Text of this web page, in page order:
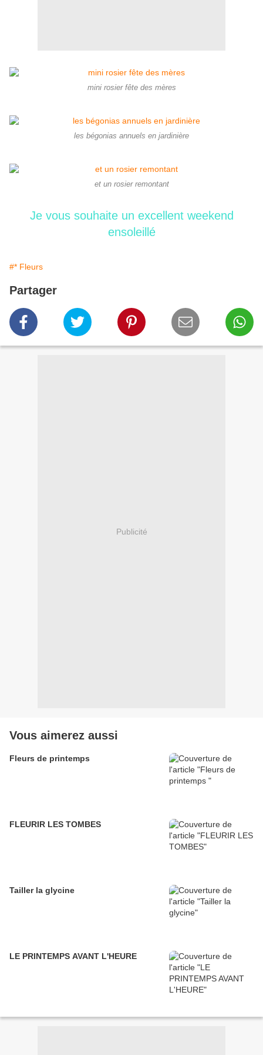
mini rosier fête des mères
les bégonias annuels en jardinière
et un rosier remontant
Je vous souhaite un excellent weekend
ensoleillé
#* Fleurs
Partager
Publicité
Vous aimerez aussi
Fleurs de printemps
FLEURIR LES TOMBES
Tailler la glycine
LE PRINTEMPS AVANT L'HEURE